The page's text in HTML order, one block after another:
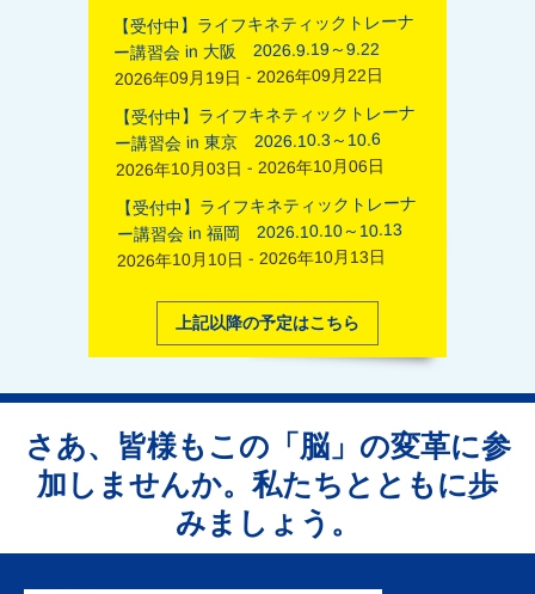
【受付中】ライフキネティックトレーナ
ー講習会 in 大阪 2026.9.19～9.22
2026年09月19日 - 2026年09月22日
【受付中】ライフキネティックトレーナ
ー講習会 in 東京 2026.10.3～10.6
2026年10月03日 - 2026年10月06日
【受付中】ライフキネティックトレーナ
ー講習会 in 福岡 2026.10.10～10.13
2026年10月10日 - 2026年10月13日
上記以降の予定はこちら
さあ、皆様もこの「脳」の変革に参
加しませんか。私たちとともに歩
みましょう。